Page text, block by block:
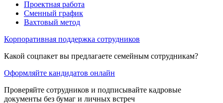
Проектная работа
Сменный график
Вахтовый метод
Корпоративная поддержка сотрудников
Какой соцпакет вы предлагаете семейным сотрудникам?
Оформляйте кандидатов онлайн
Проверяйте сотрудников и подписывайте кадровые
документы без бумаг и личных встреч